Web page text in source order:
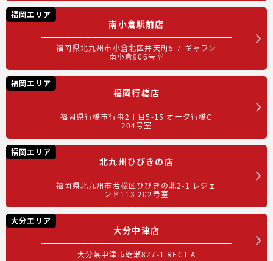
福岡エリア
南小倉駅前店
福岡県北九州市小倉北区弁天町5-7 ギャラン
南小倉906号室
福岡エリア
福岡行橋店
福岡県行橋市行事2丁目5-15 オーク行橋C
204号室
福岡エリア
北九州ひびきの店
福岡県北九州市若松区ひびきの北2-1 レジェ
ンド113 202号室
大分エリア
大分中津店
大分県中津市蛎瀬827-1 RECT A